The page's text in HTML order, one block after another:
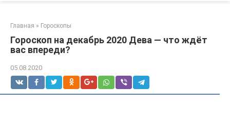
Главная » Гороскопы
Гороскоп на декабрь 2020 Дева — что ждёт
вас впереди?
05.08.2020